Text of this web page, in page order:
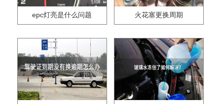
epc灯亮是什么问题 火花塞更换周期